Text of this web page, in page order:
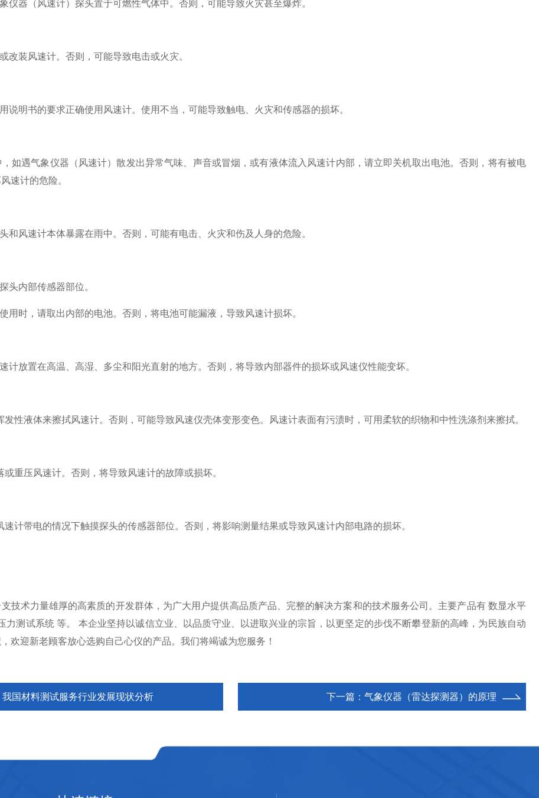
器（风速计）探头置于可燃性气体中。否则，可能导致火灾甚至爆炸。
装风速计。否则，可能导致电击或火灾。
明书的要求正确使用风速计。使用不当，可能导致触电、火灾和传感器的损坏。
遇气象仪器（风速计）散发出异常气味、声音或冒烟，或有液体流入风速计内部，请立即关机取出电池。否则，将有被电
速计的危险。
风速计本体暴露在雨中。否则，可能有电击、火灾和伤及人身的危险。
内部传感器部位。
用时，请取出内部的电池。否则，将电池可能漏液，导致风速计损坏。
放置在高温、高湿、多尘和阳光直射的地方。否则，将导致内部器件的损坏或风速仪性能变坏。
液体来擦拭风速计。否则，可能导致风速仪壳体变形变色。风速计表面有污渍时，可用柔软的织物和中性洗涤剂来擦拭。
压风速计。否则，将导致风速计的故障或损坏。
带电的情况下触摸探头的传感器部位。否则，将影响测量结果或导致风速计内部电路的损坏。
技术力量雄厚的高素质的开发群体，为广大用户提供高品质产品、完整的解决方案和的技术服务公司。主要产品有 数显水平
力测试系统 等。 本企业坚持以诚信立业、以品质守业、以进取兴业的宗旨，以更坚定的步伐不断攀登新的高峰，为民族自动
欢迎新老顾客放心选购自己心仪的产品。我们将竭诚为您服务！
我国材料测试服务行业发展现状分析 下一篇： 气象仪器（雷达探测器）的原理